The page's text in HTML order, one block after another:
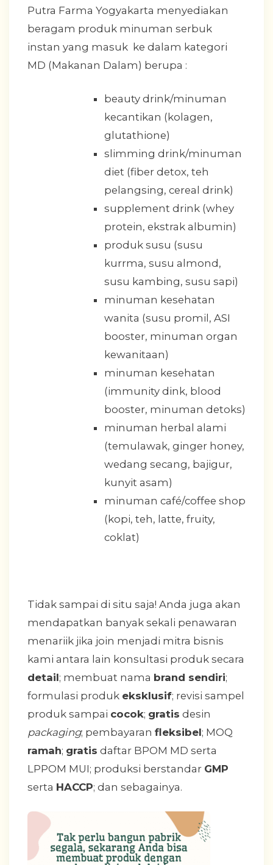
Putra Farma Yogyakarta menyediakan
beragam produk minuman serbuk
instan yang masuk ke dalam kategori
MD (Makanan Dalam) berupa :
beauty drink/minuman
kecantikan (kolagen,
glutathione)
slimming drink/minuman
diet (fiber detox, teh
pelangsing, cereal drink)
supplement drink (whey
protein, ekstrak albumin)
produk susu (susu
kurrma, susu almond,
susu kambing, susu sapi)
minuman kesehatan
wanita (susu promil, ASI
booster, minuman organ
kewanitaan)
minuman kesehatan
(immunity dink, blood
booster, minuman detoks)
minuman herbal alami
(temulawak, ginger honey,
wedang secang, bajigur,
kunyit asam)
minuman café/coffee shop
(kopi, teh, latte, fruity,
coklat)
Tidak sampai di situ saja! Anda juga akan
mendapatkan banyak sekali penawaran
menariik jika join menjadi mitra bisnis
kami antara lain konsultasi produk secara
detail; membuat nama brand sendiri;
formulasi produk eksklusif; revisi sampel
produk sampai cocok; gratis desin
packaging; pembayaran fleksibel; MOQ
ramah; gratis daftar BPOM MD serta
LPPOM MUI; produksi berstandar GMP
serta HACCP; dan sebagainya.